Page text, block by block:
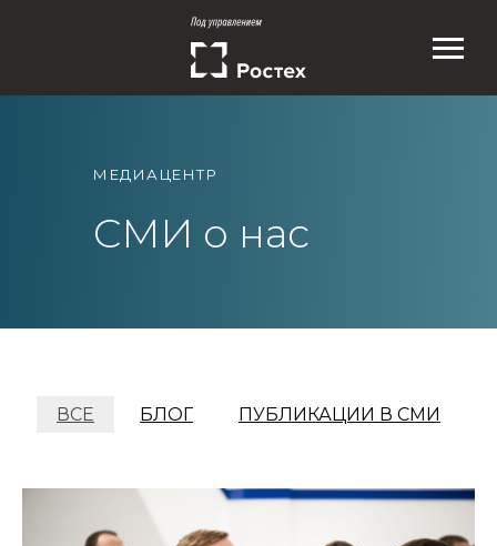
МЕДИАЦЕНТР
СМИ о нас
ВСЕ БЛОГ ПУБЛИКАЦИИ В СМИ